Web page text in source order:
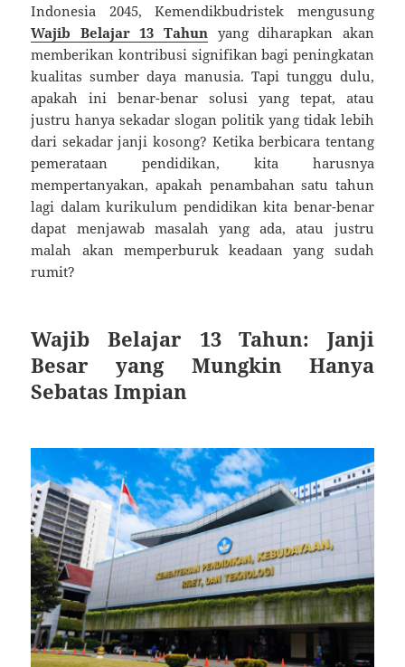
Indonesia 2045, Kemendikbudristek mengusung
Wajib Belajar 13 Tahun yang diharapkan akan
memberikan kontribusi signifikan bagi peningkatan
kualitas sumber daya manusia. Tapi tunggu dulu,
apakah ini benar-benar solusi yang tepat, atau
justru hanya sekadar slogan politik yang tidak lebih
dari sekadar janji kosong? Ketika berbicara tentang
pemerataan pendidikan, kita harusnya
mempertanyakan, apakah penambahan satu tahun
lagi dalam kurikulum pendidikan kita benar-benar
dapat menjawab masalah yang ada, atau justru
malah akan memperburuk keadaan yang sudah
rumit?
Wajib Belajar 13 Tahun: Janji
Besar yang Mungkin Hanya
Sebatas Impian